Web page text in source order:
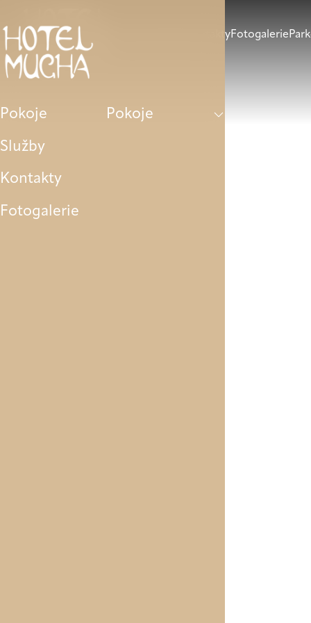
KontaktyFotogalerie
Pokoje Pokoje
Služby
Kontakty
Fotogalerie